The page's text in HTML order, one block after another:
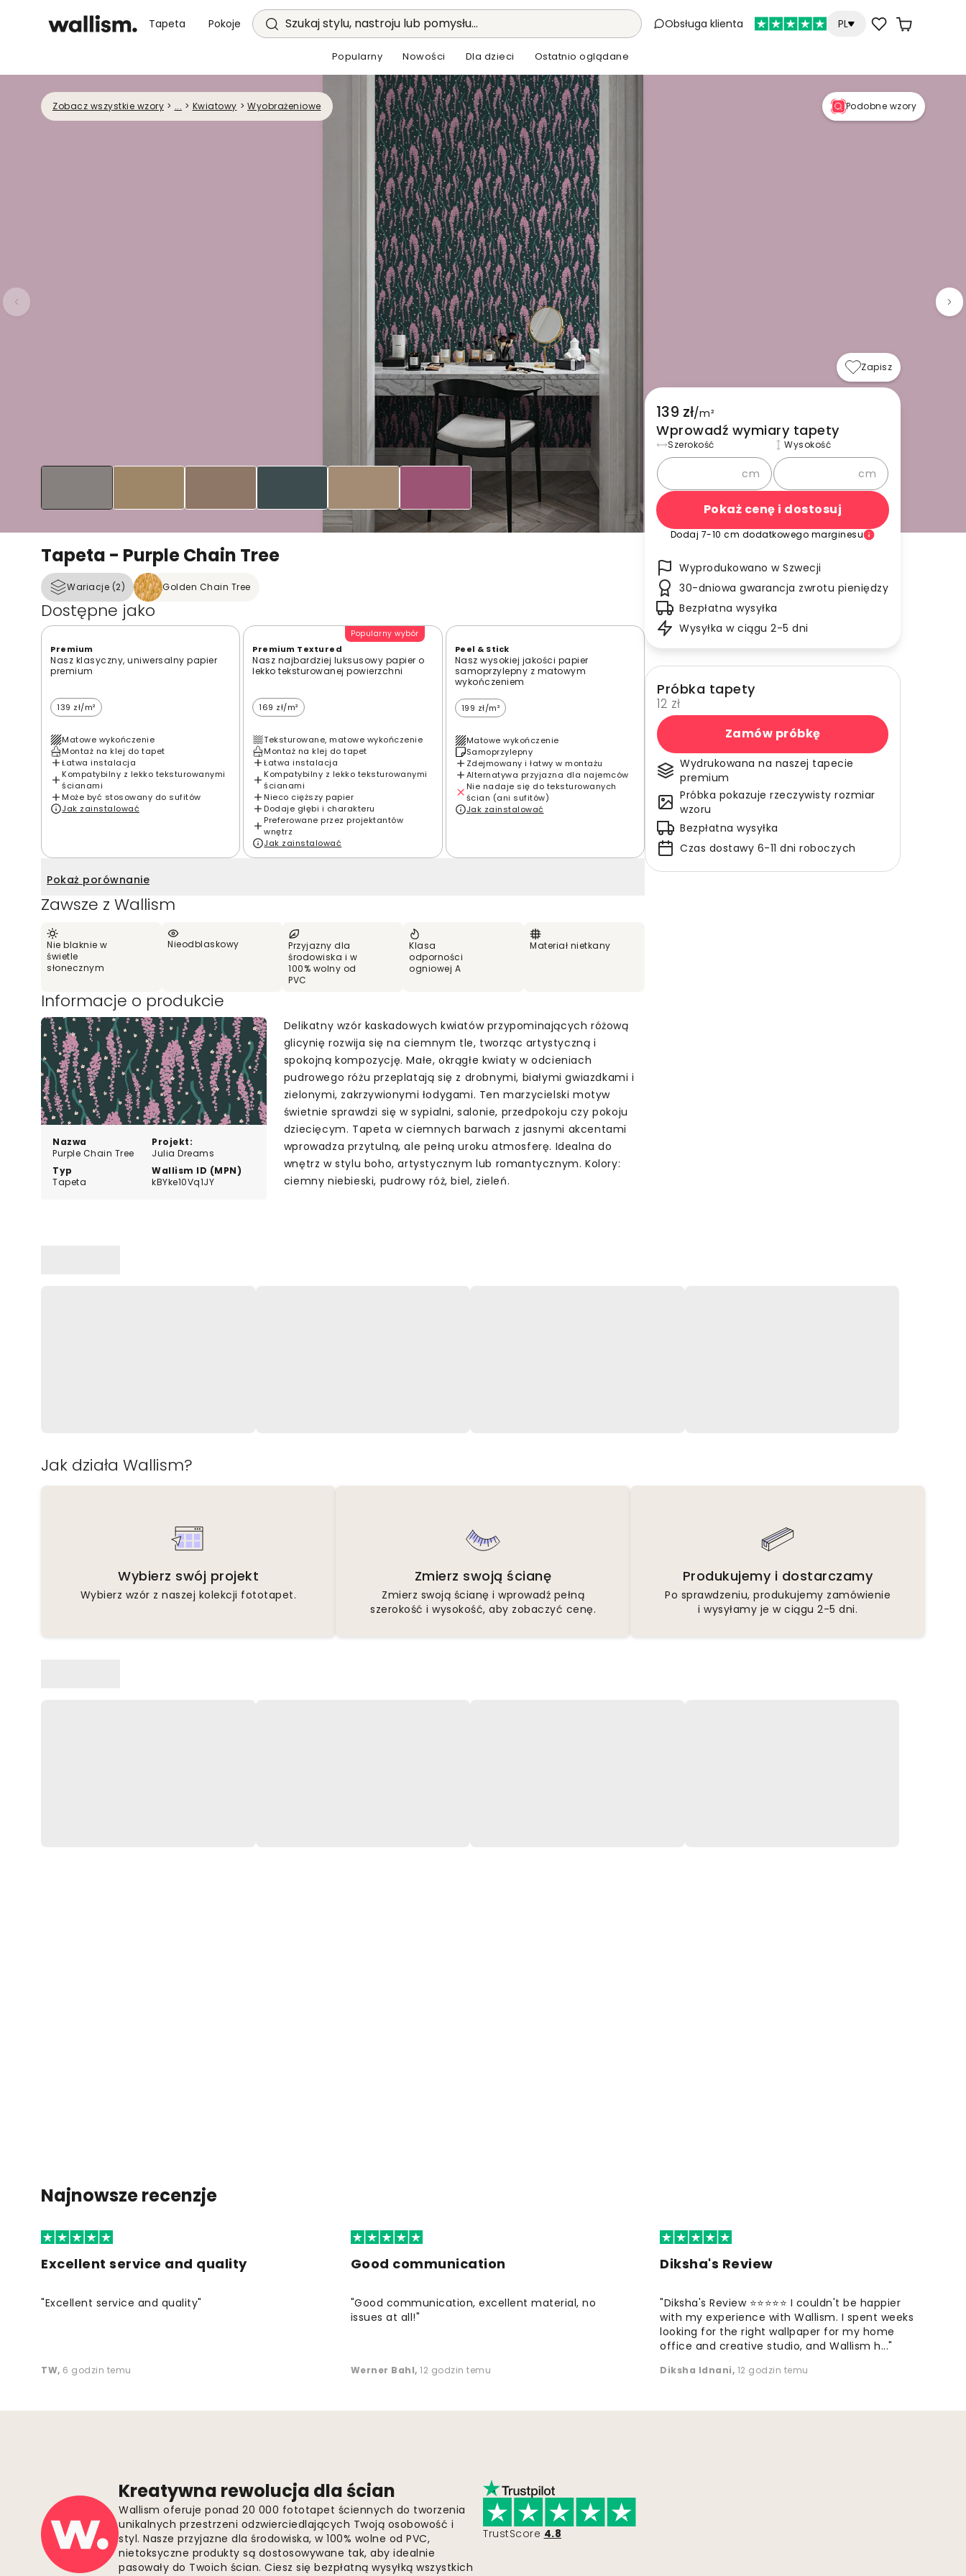
Tapeta Pokoje Szukaj stylu, nastroju lub pomysłu... Obsługa klienta PL
Popularny Nowości Dla dzieci Ostatnio oglądane
Zobacz wszystkie wzory > ... > Kwiatowy > Wyobrażeniowe Podobne wzory
Tapeta - Purple Chain Tree
Wariacje (2) Golden Chain Tree
Dostępne jako
Premium
Nasz klasyczny, uniwersalny papier
premium
139 zł/m²
Matowe wykończenie
Montaż na klej do tapet
Łatwa instalacja
Kompatybilny z lekko teksturowanymi
ścianami
Może być stosowany do sufitów
Jak zainstalować
Popularny wybór
Premium Textured
Nasz najbardziej luksusowy papier o
lekko teksturowanej powierzchni
169 zł/m²
Teksturowane, matowe wykończenie
Montaż na klej do tapet
Łatwa instalacja
Kompatybilny z lekko teksturowanymi
ścianami
Nieco cięższy papier
Dodaje głębi i charakteru
Preferowane przez projektantów
wnętrz
Jak zainstalować
Peel & Stick
Nasz wysokiej jakości papier
samoprzylepny z matowym
wykończeniem
199 zł/m²
Matowe wykończenie
Samoprzylepny
Zdejmowany i łatwy w montażu
Alternatywa przyjazna dla najemców
Nie nadaje się do teksturowanych
ścian (ani sufitów)
Jak zainstalować
Pokaż porównanie
Zawsze z Wallism
Nie blaknie w
świetle
słonecznym
Nieodblaskowy
Przyjazny dla
środowiska i w
100% wolny od
PVC
Klasa
odporności
ogniowej A
Materiał nietkany
Informacje o produkcie
Nazwa
Purple Chain Tree
Projekt:
Julia Dreams
Typ
Tapeta
Wallism ID (MPN)
kBYke10Vq1JY
Delikatny wzór kaskadowych kwiatów przypominających różową
glicynię rozwija się na ciemnym tle, tworząc artystyczną i
spokojną kompozycję. Małe, okrągłe kwiaty w odcieniach
pudrowego różu przeplatają się z drobnymi, białymi gwiazdkami i
zielonymi, zakrzywionymi łodygami. Ten marzycielski motyw
świetnie sprawdzi się w sypialni, salonie, przedpokoju czy pokoju
dziecięcym. Tapeta w ciemnych barwach z jasnymi akcentami
wprowadza przytulną, ale pełną uroku atmosferę. Idealna do
wnętrz w stylu boho, artystycznym lub romantycznym. Kolory:
ciemny niebieski, pudrowy róż, biel, zieleń.
Zapisz
139 zł/m²
Wprowadź wymiary tapety
Szerokość
cm
Wysokość
cm
Pokaż cenę i dostosuj
Dodaj 7-10 cm dodatkowego marginesu
Wyprodukowano w Szwecji
30-dniowa gwarancja zwrotu pieniędzy
Bezpłatna wysyłka
Wysyłka w ciągu 2-5 dni
Próbka tapety
12 zł
Zamów próbkę
Wydrukowana na naszej tapecie
premium
Próbka pokazuje rzeczywisty rozmiar
wzoru
Bezpłatna wysyłka
Czas dostawy 6-11 dni roboczych
Jak działa Wallism?
Wybierz swój projekt
Wybierz wzór z naszej kolekcji fototapet.
Zmierz swoją ścianę
Zmierz swoją ścianę i wprowadź pełną
szerokość i wysokość, aby zobaczyć cenę.
Produkujemy i dostarczamy
Po sprawdzeniu, produkujemy zamówienie
i wysyłamy je w ciągu 2-5 dni.
Najnowsze recenzje
Excellent service and quality
"Excellent service and quality"
TW, 6 godzin temu
Good communication
"Good communication, excellent material, no
issues at all!"
Werner Bahl, 12 godzin temu
Diksha's Review
"Diksha's Review ⭐⭐⭐⭐⭐ I couldn't be happier
with my experience with Wallism. I spent weeks
looking for the right wallpaper for my home
office and creative studio, and Wallism h..."
Diksha Idnani, 12 godzin temu
Kreatywna rewolucja dla ścian
Wallism oferuje ponad 20 000 fototapet ściennych do tworzenia
unikalnych przestrzeni odzwierciedlających Twoją osobowość i
styl. Nasze przyjazne dla środowiska, w 100% wolne od PVC,
nietoksyczne produkty są dostosowywane tak, aby idealnie
pasowały do Twoich ścian. Ciesz się bezpłatną wysyłką wszystkich
TrustScore 4.8